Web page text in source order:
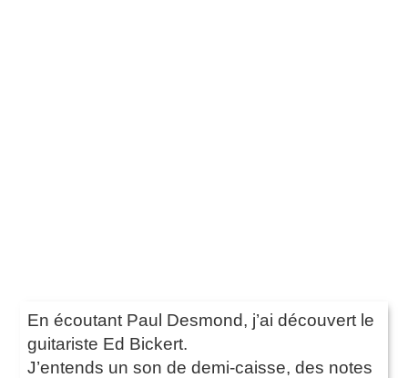
En écoutant Paul Desmond, j’ai découvert le
guitariste Ed Bickert.
J’entends un son de demi-caisse, des notes